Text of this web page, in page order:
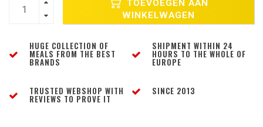
TOEVOEGEN AAN
WINKELWAGEN
HUGE COLLECTION OF
MEALS FROM THE BEST
BRANDS
SHIPMENT WITHIN 24
HOURS TO THE WHOLE OF
EUROPE
TRUSTED WEBSHOP WITH
REVIEWS TO PROVE IT
SINCE 2013